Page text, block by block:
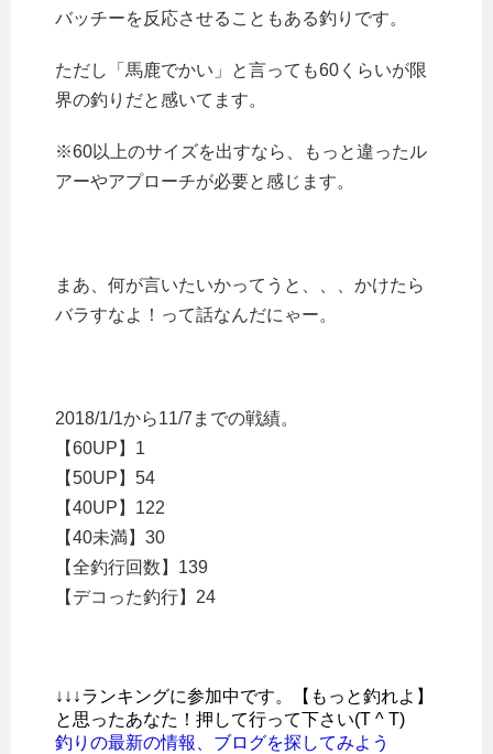
バッチーを反応させることもある釣りです。
ただし「馬鹿でかい」と言っても60くらいが限
界の釣りだと感いてます。
※60以上のサイズを出すなら、もっと違ったル
アーやアプローチが必要と感じます。
まあ、何が言いたいかってうと、、、かけたら
バラすなよ！って話なんだにゃー。
2018/1/1から11/7までの戦績。
【60UP】1
【50UP】54
【40UP】122
【40未満】30
【全釣行回数】139
【デコった釣行】24
↓↓↓ランキングに参加中です。【もっと釣れよ】
と思ったあなた！押して行って下さい(T ^ T)
釣りの最新の情報、ブログを探してみよう